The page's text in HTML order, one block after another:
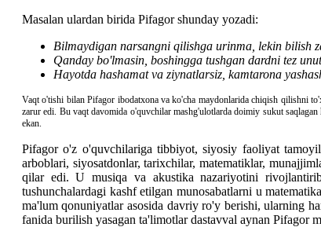
Masalan ulardan birida Pifagor shunday yozadi:
Bilmaydigan narsangni qilishga urinma, lekin bilish
Qanday bo'lmasin, boshingga tushgan dardni tez
Hayotda hashamat va ziynatlarsiz, kamtarona
Vaqt o'tishi bilan Pifagor ibodatxona va ko'cha maydonlarida chiqish qilishni
zarur edi. Bu vaqt davomida o'quvchilar mashg'ulotlarda doimiy sukut
ekan.
Pifagor o'z o'quvchilariga tibbiyot, siyosiy faoliyat
arboblari, siyosatdonlar, tarixchilar, matematiklar,
qilar edi. U musiqa va akustika nazariyotini
tushunchalardagi kashf etilgan munosabatlarni u
ma'lum qonuniyatlar asosida davriy ro'y berishi, ularning
fanida burilish yasagan ta'limotlar dastavval aynan Pifagor